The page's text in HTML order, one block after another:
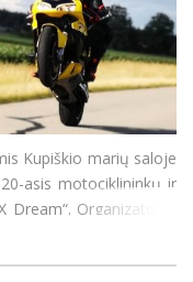
Kupiškio marių saloje
asis motociklininkų ir
Organizatoriai
savaitgalį,